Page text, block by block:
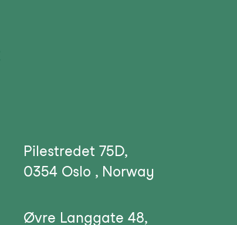
Pilestredet 75D,
0354 Oslo , Norway
Øvre Langgate 48,